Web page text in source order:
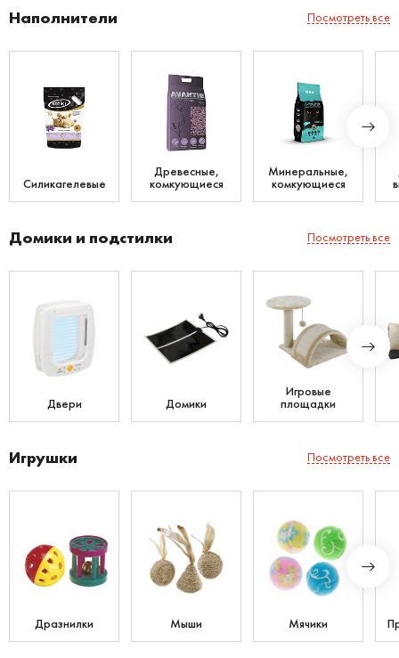
Наполнители Посмотреть все
Силикагелевые
Древесные,
комкующиеся
Минеральные,
комкующиеся
Домики и подстилки Посмотреть все
Двери Домики
Игровые
площадки
Игрушки Посмотреть все
Дразнилки Мыши Мячики